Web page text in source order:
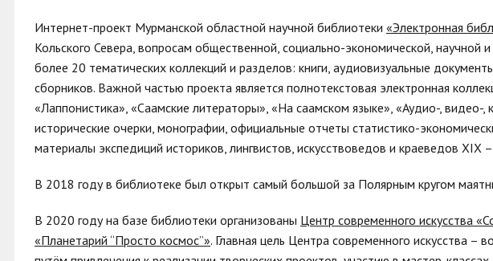
Интернет-проект Мурманской областной научной библиотеки «Электронная
Кольского Севера, вопросам общественной, социально-экономической, научной
более 20 тематических коллекций и разделов: книги, аудиовизуальные
сборников. Важной частью проекта является полнотекстовая электронная
«Лаппонистика», «Саамские литераторы», «На саамском языке», «Аудио-,
исторические очерки, монографии, официальные отчеты статистико-
материалы экспедиций историков, лингвистов, искусствоведов и краеведов
В 2018 году в библиотеке был открыт самый большой за Полярным кругом
В 2020 году на базе библиотеки организованы Центр современного искусства
«Планетарий “Просто космос”». Главная цель Центра современного искусства –